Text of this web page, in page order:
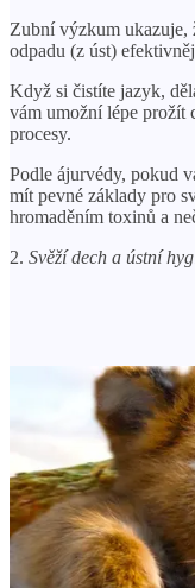
Zubní výzkum ukazuje,
odpadu (z úst)
Když si čistíte jazyk,
vám umožní lépe prožít
procesy.
Podle ájurvédy, pokud
mít pevné základy pro
hromaděním toxinů a
2. Svěží dech a ústní